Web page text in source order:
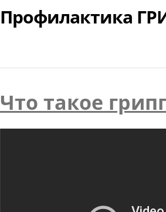
Профилактика
Что такое